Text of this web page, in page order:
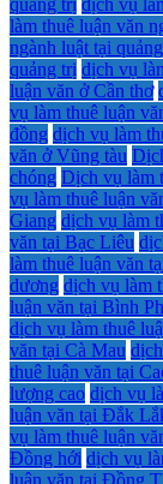
quảng trị dịch vụ
làm thuê luận văn
ngành luật tại
quảng trị dịch vụ
luận văn ở Cần thơ
vụ làm thuê luận
đồng dịch vụ làm
văn ở Vũng tàu
chóng Dịch vụ làm
vụ làm thuê luận
Giang dịch vụ làm
văn tại Bạc Liêu
làm thuê luận văn
dương dịch vụ làm
luận văn tại Bình
dịch vụ làm thuê
văn tại Cà Mau
thuê luận văn tại
lượng cao dịch vụ
luận văn tại Đắk
vụ làm thuê luận
Đồng hới dịch vụ